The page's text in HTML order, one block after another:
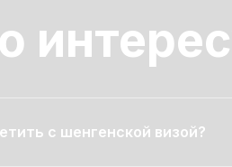
с шенгенской визой?